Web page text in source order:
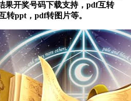
果开奖号码下载支持，pdf互转
转ppt，pdf转图片等。